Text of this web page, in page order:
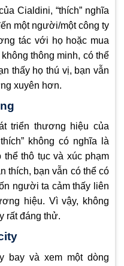
Cialdini, “thích” nghĩa
một người/một công ty
tác với họ hoặc mua
thông minh, có thể
thấy họ thú vị, bạn vẫn
xuyên hơn.
triển thương hiệu của
không có nghĩa là
thể thô tục và xúc phạm
thích, bạn vẫn có thể có
người ta cảm thấy liên
hiệu. Vì vậy, không
rất đáng thử.
bay và xem một dòng